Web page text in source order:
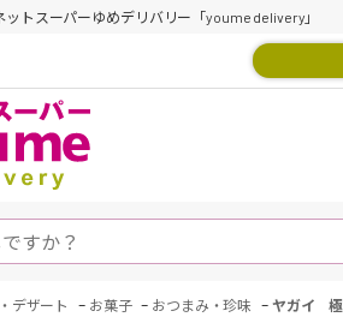
ットスーパーゆめデリバリー「youme delivery」
デザート - お菓子 - おつまみ・珍味 - ヤガイ 極